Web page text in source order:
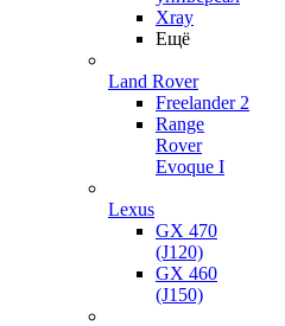
Xray
Ещё
Land Rover
Freelander 2
Range
Rover
Evoque I
Lexus
GX 470
(J120)
GX 460
(J150)